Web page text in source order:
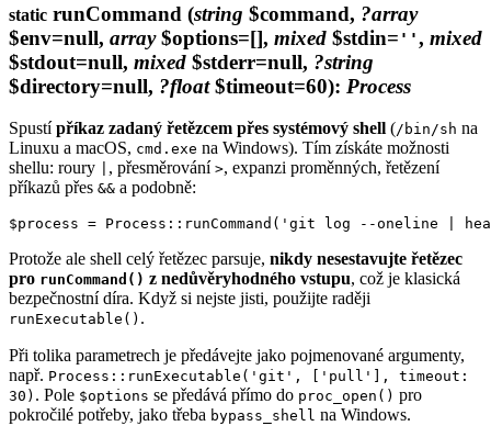
static runCommand (string $command, ?array
$env=null, array$options=[], mixed $stdin= '', mixed
$stdout=null, mixed $stderr=null, ?string
$directory=null, ?float$timeout=60): Process
Spustípříkaz zadaný řetězcem přes systémový shell (/bin/sh na
Linuxu a macOS, cmd.exe na Windows). Tím získáte možnosti
shellu: roury
, přesměrování >, expanzi proměnných, řetězení
příkazů přes && a podobně:
Protože ale shell celý řetězec parsuje, nikdy nesestavujte řetězec
pro runCommand() z nedůvěryhodného vstupu, což je klasická
bezpečnostní díra. Když si nejste jisti, použijte raději
runExecutable() .
Při tolika parametrech je předávejte jako pojmenované argumenty,
např. Process::runExecutable('git', ['pull'], timeout:
30) . Pole $options se předává přímo do proc_open() pro
pokročilé potřeby, jako třeba bypass_shell na Windows.